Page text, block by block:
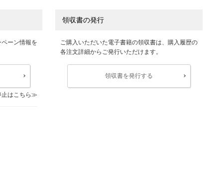
ーン情報を
はこちら
領収書の発行
ご購入いただいた電子書籍の領収書は、購入履歴の
各注文詳細からご発行いただけます。
領収書を発行する